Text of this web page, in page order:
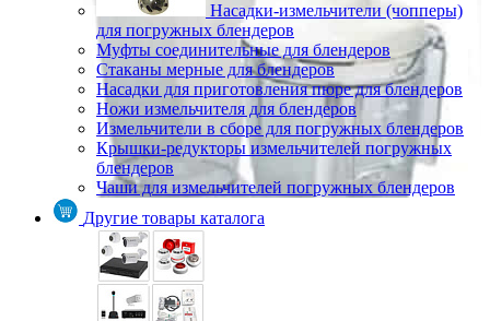
Насадки-измельчители (чопперы)
для погружных блендеров
Муфты соединительные для блендеров
Стаканы мерные для блендеров
Насадки для приготовления пюре для блендеров
Ножи измельчителя для блендеров
Измельчители в сборе для погружных блендеров
Крышки-редукторы измельчителей погружных
блендеров
Чаши для измельчителей погружных блендеров
Другие товары каталога